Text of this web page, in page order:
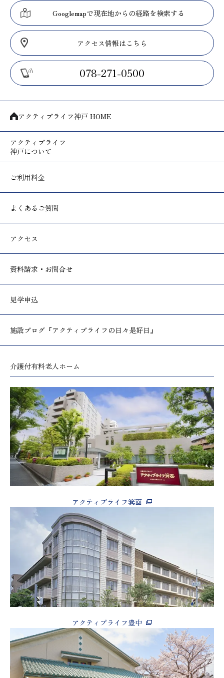
Googlemapで現在地からの経路を検索する
アクセス情報はこちら
078-271-0500
アクティブライフ神戸 HOME
アクティブライフ
神戸について
ご利用料金
よくあるご質問
アクセス
資料請求・お問合せ
見学申込
施設ブログ 『アクティブライフの日々是好日』
介護付有料老人ホーム
アクティブライフ箕面
アクティブライフ豊中